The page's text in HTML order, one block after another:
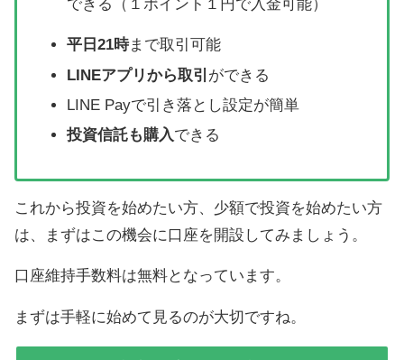
できる（１ポイント１円で入金可能）
平日21時まで取引可能
LINEアプリから取引 ができる
LINE Payで引き落とし設定が簡単
投資信託も購入できる
これから投資を始めたい方、少額で投資を始めたい方
は、まずはこの機会に口座を開設してみましょう。
口座維持手数料は無料となっています。
まずは手軽に始めて見るのが大切ですね。